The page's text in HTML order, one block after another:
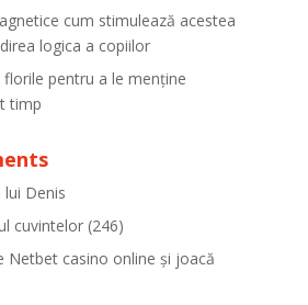
cum stimulează acestea
logica a copiilor
pentru a le menține
timp
lui Denis
cuvintelor (246)
Netbet casino online și joacă